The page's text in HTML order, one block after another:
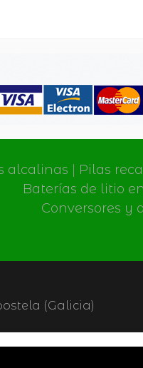
alcalinas Pilas
Baterías de litio
Conversores y
(Galicia)